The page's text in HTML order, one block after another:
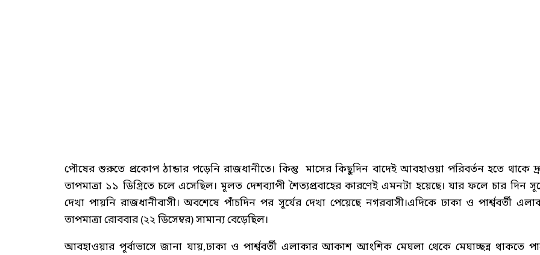
পৌষের শুরুতে প্রকোপ ঠান্ডার পড়েনি রাজধানীতে। কিন্তু মাসের কিছুদিন বাদেই আবহাওয়া পরিবর্তন হতে থাকে
তাপমাত্রা ১১ ডিগ্রিতে চলে এসেছিল। মূলত দেশব্যাপী শৈত্যপ্রবাহের কারণেই এমনটা হয়েছে। যার ফলে চার দিন
দেখা পায়নি রাজধানীবাসী। অবশেষে পাঁচদিন পর সূর্যের দেখা পেয়েছে নগরবাসী।এদিকে ঢাকা ও পার্শ্ববর্তী
তাপমাত্রা রোববার (২২ ডিসেম্বর) সামান্য বেড়েছিল।
আবহাওয়ার পূর্বাভাসে জানা যায়,ঢাকা ও পার্শ্ববর্তী এলাকার আকাশ আংশিক মেঘলা থেকে মেঘাচ্ছন্ন থাকতে